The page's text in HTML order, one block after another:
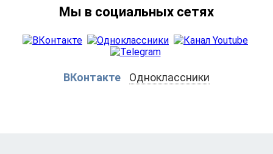
Мы в социальных сетях
ВКонтакте Одноклассники